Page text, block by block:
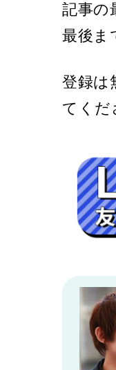
記事の
最後ま
登録は
てくだ